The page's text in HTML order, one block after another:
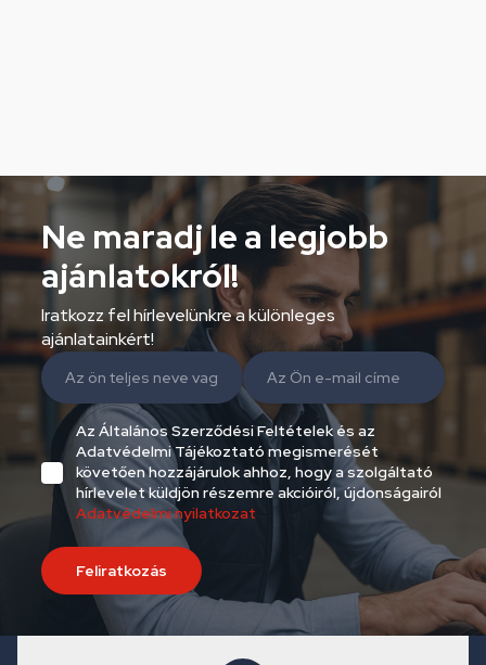
Ne maradj le a legjobb
ajánlatokról!
Iratkozz fel hírlevelünkre a különleges
ajánlatainkért!
Az Általános Szerződési Feltételek és az
Adatvédelmi Tájékoztató megismerését
követően hozzájárulok ahhoz, hogy a szolgáltató
hírlevelet küldjön részemre akcióiról, újdonságairól
Adatvédelmi nyilatkozat
Feliratkozás